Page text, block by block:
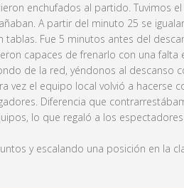
enchufados al partido. Tuvimos
A partir del minuto 25 se
Fue 5 minutos antes del
capaces de frenarlo con una falta
de la red, yéndonos al descanso
el equipo local volvió a hacerse
Diferencia que
lo que regaló a los
y escalando una posición en la